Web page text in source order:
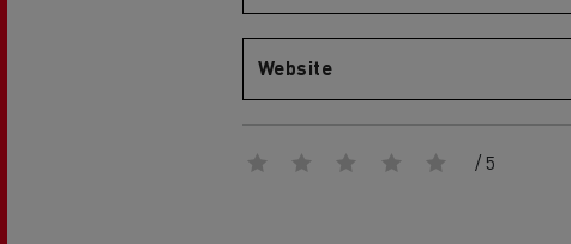
Website
/ 5